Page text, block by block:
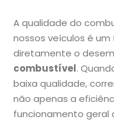
A qualidade do
nossos veículos é
diretamente o
combustível.
baixa qualidade,
não apenas a
funcionamento geral